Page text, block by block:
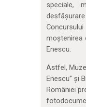
speciale,
moștenirea
Enescu.
Astfel,
Enescu” și
României